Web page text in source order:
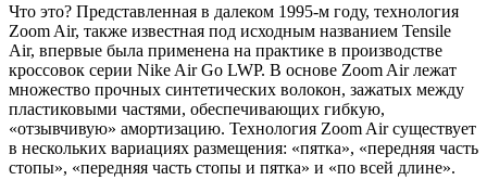
Что это? Представленная в далеком 1995-м году, технология
Zoom Air, также известная под исходным названием Tensile
Air, впервые была применена на практике в производстве
кроссовок серии Nike Air Go LWP. В основе Zoom Air лежат
множество прочных синтетических волокон, зажатых между
пластиковыми частями, обеспечивающих гибкую,
«отзывчивую» амортизацию. Технология Zoom Air существует
в нескольких вариациях размещения: «пятка», «передняя часть
стопы», «передняя часть стопы и пятка» и «по всей длине».